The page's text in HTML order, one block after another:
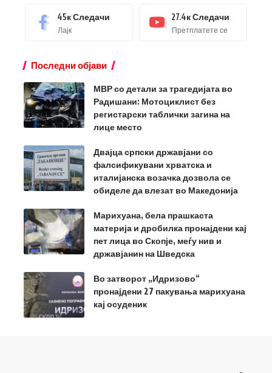
45кСледачи
Лајк
27.4кСледачи
Претплатете се
Последни објави
МВР со детали за трагедијата во
Радишани: Мотоциклист без
регистарски таблички загина на
лице место
Двајца српски државјани со
фалсификувани хрватска и
италијанска возачка дозвола се
обиделе да влезат во Македонија
Марихуана, бела прашкаста
материја и дробилка пронајдени кај
пет лица во Скопје, меѓу нив и
државјанин на Шведска
Во затворот „Идризово“
пронајдени 27 пакувања марихуана
кај осуденик